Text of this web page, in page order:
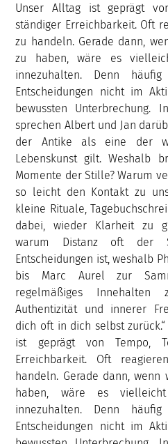
Unser Alltag ist geprägt
ständiger Erreichbarkeit. Oft
zu handeln. Gerade dann,
zu haben, wäre es
innezuhalten. Denn
Entscheidungen nicht im
bewussten Unterbrechung.
sprechen Albert und Jan
der Antike als eine der
Lebenskunst gilt. Weshalb
Momente der Stille? Warum
so leicht den Kontakt zu
kleine Rituale,
dabei, wieder Klarheit zu
warum Distanz oft der
Entscheidungen ist, weshalb
bis Marc Aurel zur
regelmäßiges Innehalten
Authentizität und innerer
dich oft in dich selbst
ist geprägt von Tempo,
Erreichbarkeit. Oft
handeln. Gerade dann,
haben, wäre es
innezuhalten. Denn
Entscheidungen nicht im